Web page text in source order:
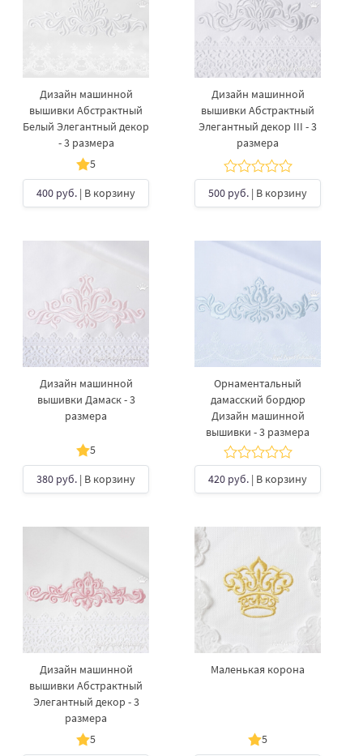
Дизайн машинной
вышивки Абстрактный
Белый Элегантный декор
- 3 размера
5
400 руб. | В корзину
Дизайн машинной
вышивки Абстрактный
Элегантный декор III - 3
размера
500 руб. | В корзину
Дизайн машинной
вышивки Дамаск - 3
размера
5
380 руб. | В корзину
Орнаментальный
дамасский бордюр
Дизайн машинной
вышивки - 3 размера
420 руб. | В корзину
Дизайн машинной
вышивки Абстрактный
Элегантный декор - 3
размера
5
Маленькая корона
5